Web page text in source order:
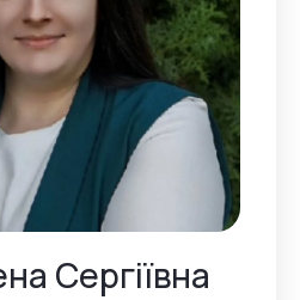
Сергіївна